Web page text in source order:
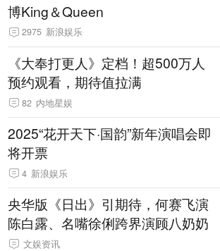
博King＆Queen
2975 新浪娱乐
《大奉打更人》定档！超500万人
预约观看，期待值拉满
82 内地星娱
2025“花开天下·国韵”新年演唱会即
将开票
4 新浪娱乐
央华版《日出》引期待，何赛飞演
陈白露、名嘴徐俐跨界演顾八奶奶
文娱资讯